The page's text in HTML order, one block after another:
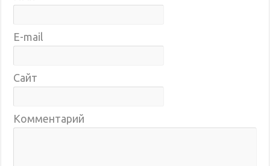
E-mail
Сайт
Комментарий